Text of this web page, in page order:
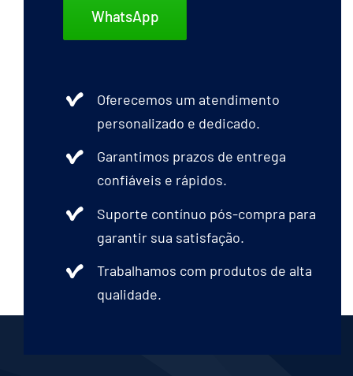
WhatsApp
Oferecemos um atendimento
personalizado e dedicado.
Garantimos prazos de entrega
confiáveis e rápidos.
Suporte contínuo pós-compra para
garantir sua satisfação.
Trabalhamos com produtos de alta
qualidade.